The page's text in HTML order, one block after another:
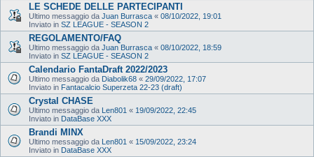
LE SCHEDE DELLE PARTECIPANTI
Ultimo messaggio da Juan Burrasca « 08/10/2022, 19:01
Inviato in SZ LEAGUE - SEASON 2
REGOLAMENTO/FAQ
Ultimo messaggio da Juan Burrasca « 08/10/2022, 18:59
Inviato in SZ LEAGUE - SEASON 2
Calendario FantaDraft 2022/2023
Ultimo messaggio da Diabolik68 « 29/09/2022, 17:07
Inviato in Fantacalcio Superzeta 22-23 (draft)
Crystal CHASE
Ultimo messaggio da Len801 « 19/09/2022, 22:45
Inviato in DataBase XXX
Brandi MINX
Ultimo messaggio da Len801 « 15/09/2022, 23:24
Inviato in DataBase XXX